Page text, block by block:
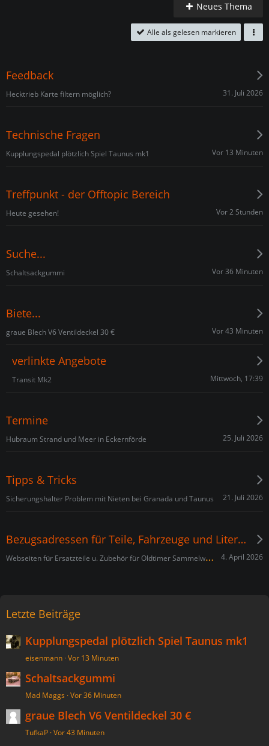
Neues Thema
Alle als gelesen markieren
Feedback
Hecktrieb Karte filtern möglich? 31. Juli 2026
Technische Fragen
Kupplungspedal plötzlich Spiel Taunus mk1 Vor 13 Minuten
Treffpunkt - der Offtopic Bereich
Heute gesehen! Vor 2 Stunden
Suche...
Schaltsackgummi Vor 36 Minuten
Biete...
graue Blech V6 Ventildeckel 30 € Vor 43 Minuten
verlinkte Angebote
Transit Mk2 Mittwoch, 17:39
Termine
Hubraum Strand und Meer in Eckernförde 25. Juli 2026
Tipps & Tricks
Sicherungshalter Problem mit Nieten bei Granada und Taunus 21. Juli 2026
Bezugsadressen für Teile, Fahrzeuge und Literatur
W
ebseiten für Ersatzteile u. Zubehör für Oldtimer Sammelwerk 4. April 2026
Letzte Beiträge
Kupplungspedal plötzlich Spiel Taunus mk1
eisenmann Vor 13 Minuten
Schaltsackgummi
Mad Maggs Vor 36 Minuten
graue Blech V6 Ventildeckel 30 €
TufkaP Vor 43 Minuten